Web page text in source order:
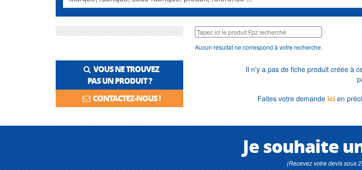
VOUS NE TROUVEZ
PAS UN PRODUIT ?
CONTACTEZ-NOUS !
Aucun résultat ne correspond à votre recherche.
Il n'y a pas de fiche produit créée à
Faites votre demande ici en
Je souhaite
(Recevez votre devis sous